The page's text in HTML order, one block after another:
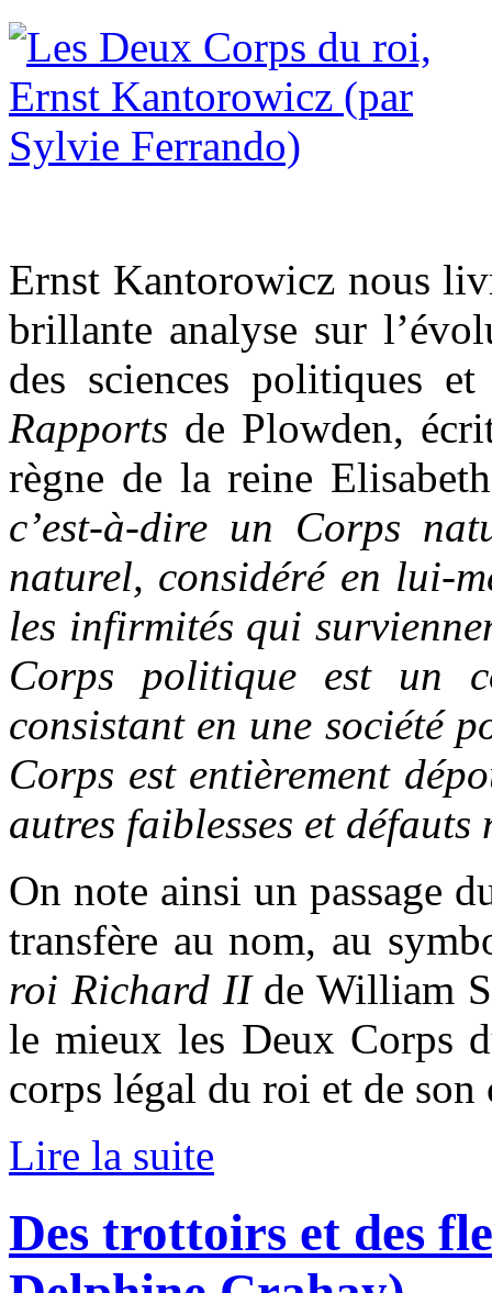
Ernst Kantorowicz nous
brillante analyse sur
des sciences politiques
Rapports de Plowden,
règne de la reine
c’est-à-dire un Corps
naturel, considéré en lui-
les infirmités qui
Corps politique est un
consistant en une société
Corps est entièrement
autres faiblesses et
On note ainsi un passage
transfère au nom, au
roi Richard IIde William
le mieux les Deux Corps
corps légal du roi et de
Lire la suite
Des trottoirs et des